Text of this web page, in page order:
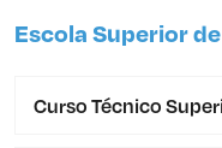
Escola Superior
Curso Técnico